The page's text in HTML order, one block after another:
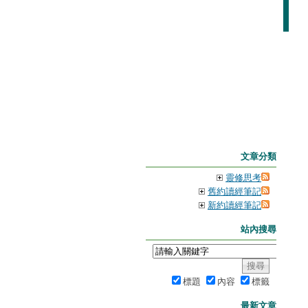
文章分類
靈修思考
舊約讀經筆記
新約讀經筆記
站內搜尋
標題 內容 標籤
最新文章